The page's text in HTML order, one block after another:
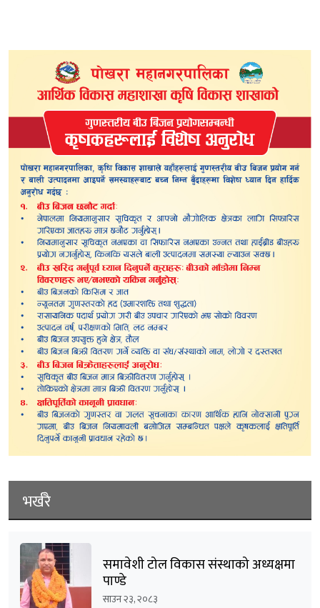
भर्खरै
समावेशी टोल विकास संस्थाको अध्यक्षमा
पाण्डे
साउन २३, २०८३